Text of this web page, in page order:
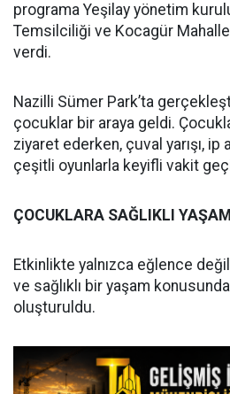
programa Yeşilay yönetim
Temsilciliği ve Kocagür
verdi.
Nazilli Sümer Park’ta
çocuklar bir araya geldi.
ziyaret ederken, çuval yarışı, ip
çeşitli oyunlarla keyifli vakit
ÇOCUKLARA SAĞLIKLI
Etkinlikte yalnızca eğlence
ve sağlıklı bir yaşam
oluşturuldu.